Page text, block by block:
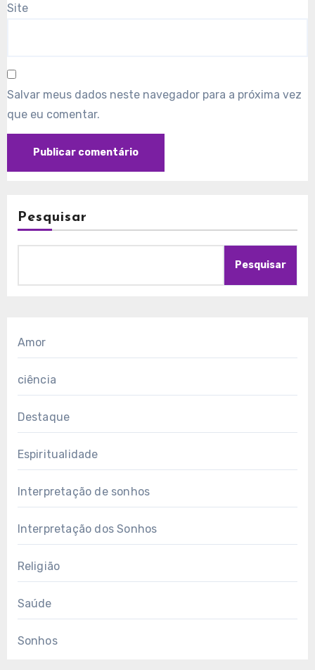
Site
Salvar meus dados neste navegador para a próxima vez
que eu comentar.
Pesquisar
Pesquisar
Amor
ciência
Destaque
Espiritualidade
Interpretação de sonhos
Interpretação dos Sonhos
Religião
Saúde
Sonhos